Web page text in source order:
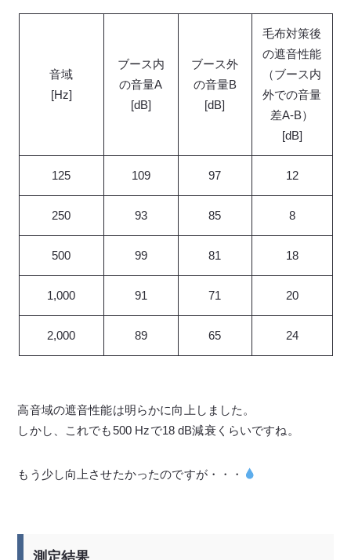
音域
[Hz]
ブース内
の音量A
[dB]
ブース外
の音量B
[dB]
毛布対策後
の遮音性能
（ブース内
外での音量
差A-B）
[dB]
125 109 97 12
250 93 85 8
500 99 81 18
1,000 91 71 20
2,000 89 65 24
高音域の遮音性能は明らかに向上しました。
しかし、これでも500 Hzで18 dB減衰くらいですね。
もう少し向上させたかったのですが・・・
測定結果